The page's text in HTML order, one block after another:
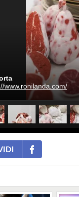
www.ronilanda.com/